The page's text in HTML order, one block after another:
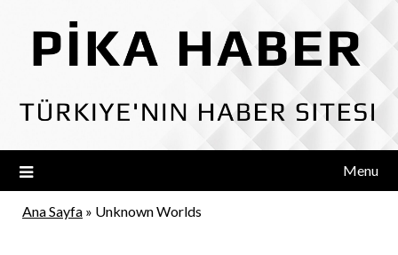
content
Menu
Ana Sayfa » Unknown Worlds